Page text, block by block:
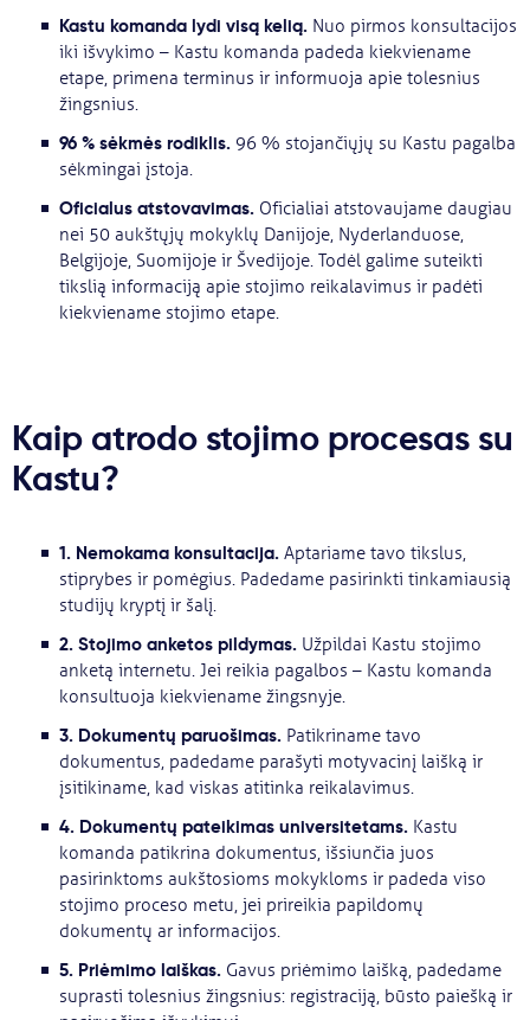
Kastu komanda lydi visą kelią. Nuo pirmos konsultacijos
iki išvykimo – Kastu komanda padeda kiekviename
etape, primena terminus ir informuoja apie tolesnius
žingsnius.
96 % sėkmės rodiklis. 96 % stojančiųjų su Kastu pagalba
sėkmingai įstoja.
Oficialus atstovavimas. Oficialiai atstovaujame daugiau
nei 50 aukštųjų mokyklų Danijoje, Nyderlanduose,
Belgijoje, Suomijoje ir Švedijoje. Todėl galime suteikti
tikslią informaciją apie stojimo reikalavimus ir padėti
kiekviename stojimo etape.
Kaip atrodo stojimo procesas su
Kastu?
1. Nemokama konsultacija. Aptariame tavo tikslus,
stiprybes ir pomėgius. Padedame pasirinkti tinkamiausią
studijų kryptį ir šalį.
2. Stojimo anketos pildymas. Užpildai Kastu stojimo
anketą internetu. Jei reikia pagalbos – Kastu komanda
konsultuoja kiekviename žingsnyje.
3. Dokumentų paruošimas. Patikriname tavo
dokumentus, padedame parašyti motyvacinį laišką ir
įsitikiname, kad viskas atitinka reikalavimus.
4. Dokumentų pateikimas universitetams. Kastu
komanda patikrina dokumentus, išsiunčia juos
pasirinktoms aukštosioms mokykloms ir padeda viso
stojimo proceso metu, jei prireikia papildomų
dokumentų ar informacijos.
5. Priėmimo laiškas. Gavus priėmimo laišką, padedame
suprasti tolesnius žingsnius: registraciją, būsto paiešką ir